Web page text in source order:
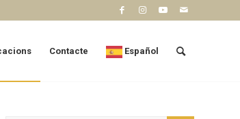
Contacte Español